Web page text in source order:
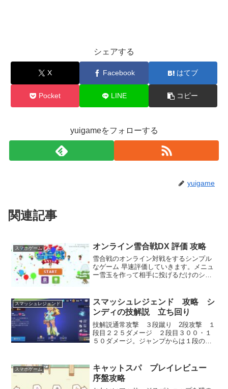
シェアする
X Facebook はてブ
Pocket LINE コピー
yuigameをフォローする
yuigame
関連記事
スマホゲーム オンライン雪合戦DX 評価 攻略
雪合戦のオンライン対戦をするシンプル
なゲーム 早速評価していきます。メニュ
ー雪玉を作って相手に投げるだけのシン
って相手に投げるだけのシンプルなゲー
ム性めっちゃ分かり...
スマッシュレジェンド
スマッシュレジェンド 攻略 シ
ンディの技解説 立ち回り
技解説通常攻撃 ３段蹴り 2段攻撃 １
段目２２５ダメージ ２段目３００・１
５０ダメージ。ジャンプからは１段の３
５０ダメージ。空中からは若干追尾性能
がかかる ダメージ６０...
スマホゲーム
キャットスパ プレイレビュー
序盤攻略